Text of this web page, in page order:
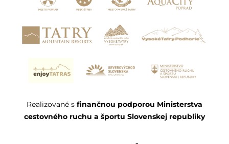
Realizované s finančnou podporou Ministerstva
cestovného ruchu a športu Slovenskej republiky